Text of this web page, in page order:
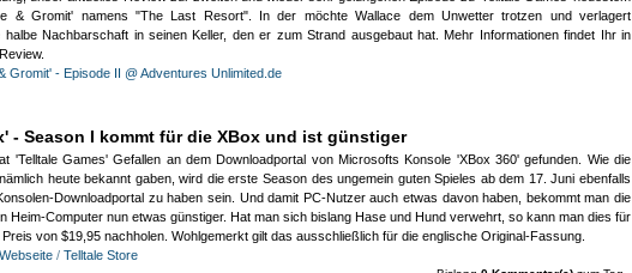
(Wir müssen testen, ob Du ein Mensch bist)
HINWEIS:
mit diesem Kommentar unsereDatenschutzerklärung . Bitte lies diese sicherheitshalber
und kontaktiere uns, sollten Fragen sein!
(Wir müssen testen, ob Du ein Mensch bist)
HINWEIS:
mit diesem Kommentar unsereDatenschutzerklärung . Bitte lies diese sicherheitshalber
und kontaktiere uns, sollten Fragen sein!
& Gromit' namens "The Last Resort". In der möchte Wallace dem Unwetter trotzen und verlagert
halbe Nachbarschaft in seinen Keller, den er zum Strand ausgebaut hat. Mehr Informationen findet Ihr in
Gromit' - Episode II @ Adventures Unlimited.de
- Season I kommt für die XBox und ist günstiger
'Telltale Games' Gefallen an dem Downloadportal von Microsofts Konsole 'XBox 360' gefunden. Wie die
heute bekannt gaben, wird die erste Season des ungemein guten Spieles ab dem 17. Juni ebenfalls
Downloadportal zu haben sein. Und damit PC-Nutzer auch etwas davon haben, bekommt man die
Heim-Computer nun etwas günstiger. Hat man sich bislang Hase und Hund verwehrt, so kann man dies für
von $19,95 nachholen. Wohlgemerkt gilt das ausschließlich für die englische Original-Fassung.
/ Telltale Store